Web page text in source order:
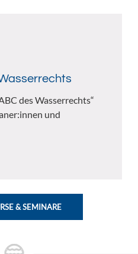
des Wasserrechts“
und
& SEMINARE